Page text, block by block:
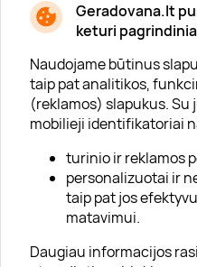
Geradovana.lt
keturi
Naudojame būtinus
taip pat analitikos,
(reklamos) slapukus.
mobilieji identifikatoriai
turinio ir reklamos
personalizuotai ir
taip pat jos
matavimui.
Daugiau informacijos
Apie mus
Apie „Gera Dovana“
Lojalumo klubas
Karjera
Visi partneriai
Kontaktai
Tinklaraštis